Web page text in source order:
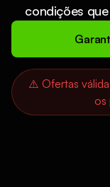
condições
⚠️ Ofertas
os